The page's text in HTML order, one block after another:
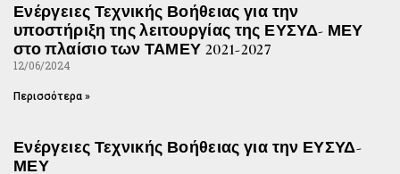
Ενέργειες Τεχνικής Βοήθειας για την
υποστήριξη της λειτουργίας της ΕΥΣΥΔ- ΜΕΥ
στο πλαίσιο των ΤΑΜΕΥ 2021-2027
12/06/2024
Περισσότερα »
Ενέργειες Τεχνικής Βοήθειας για την ΕΥΣΥΔ-
ΜΕΥ